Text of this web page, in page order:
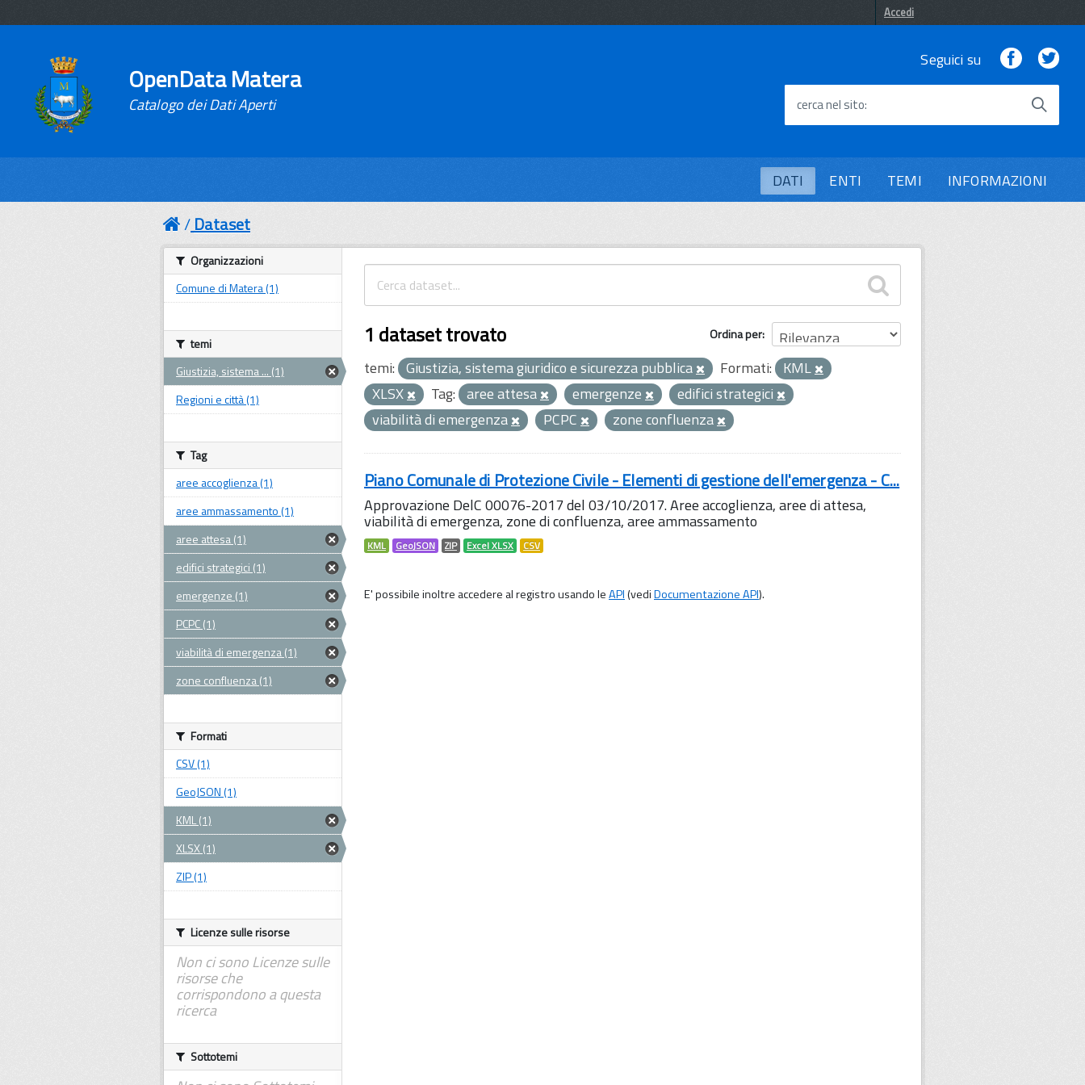
Accedi
OpenData Matera
Catalogo dei Dati Aperti
Seguici su Facebook
cerca nel sito
DATI ENTI TEMI INFORMAZIONI
Dataset
Ordina per
1 dataset trovato
temi: Giustizia, sistema giuridico e sicurezza pubblica Formati: KML
XLSX
Tag: aree attesa emergenze
edifici strategici
viabilità di emergenza
PCPC zone confluenza
Piano Comunale di Protezione Civile - Elementi di gestione dell'emergenza - C...
Approvazione DelC 00076-2017 del 03/10/2017. Aree accoglienza, aree di attesa,
viabilità di emergenza, zone di confluenza, aree ammassamento
KML GeoJSON ZIP Excel XLSX CSV
E' possibile inoltre accedere al registro usando leAPI(vediDocumentazione API).
Organizzazioni
Comune di Matera (1)
temi
Giustizia, sistema ... (1)
Regioni e città (1)
Tag
aree accoglienza (1)
aree ammassamento (1)
aree attesa (1)
edifici strategici (1)
emergenze (1)
PCPC (1)
viabilità di emergenza (1)
zone confluenza (1)
Formati
CSV (1)
GeoJSON (1)
KML (1)
XLSX (1)
ZIP (1)
Licenze sulle risorse
Non ci sono Licenze sulle
risorse che
corrispondono a questa
ricerca
Sottotemi